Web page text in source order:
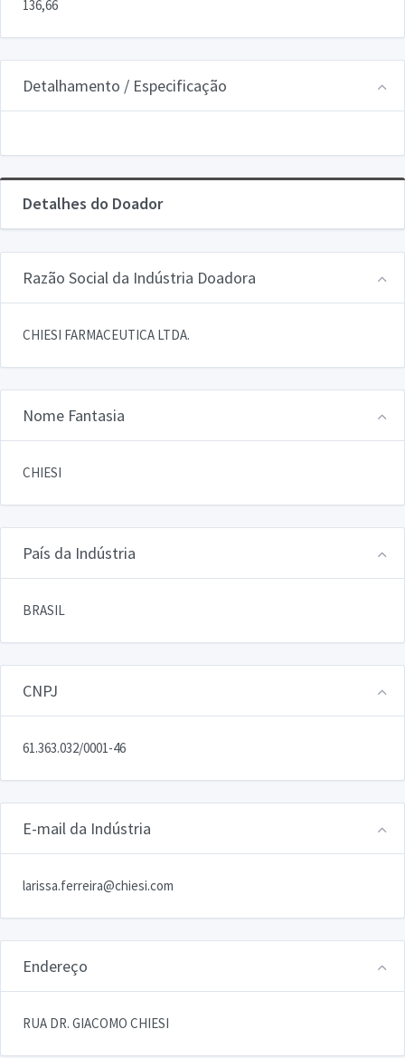
136,66
Detalhamento / Especificação
Detalhes do Doador
Razão Social da Indústria Doadora
CHIESI FARMACEUTICA LTDA.
Nome Fantasia
CHIESI
País da Indústria
BRASIL
CNPJ
61.363.032/0001-46
E-mail da Indústria
larissa.ferreira@chiesi.com
Endereço
RUA DR. GIACOMO CHIESI